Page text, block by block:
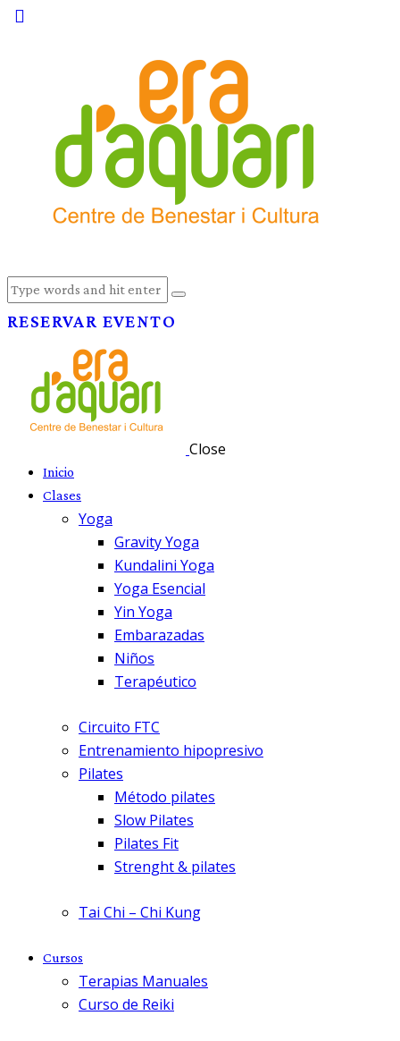
RESERVAR EVENTO
Close
Inicio
Clases
Yoga
Gravity Yoga
Kundalini Yoga
Yoga Esencial
Yin Yoga
Embarazadas
Niños
Terapéutico
Circuito FTC
Entrenamiento hipopresivo
Pilates
Método pilates
Slow Pilates
Pilates Fit
Strenght & pilates
Tai Chi – Chi Kung
Cursos
Terapias Manuales
Curso de Reiki